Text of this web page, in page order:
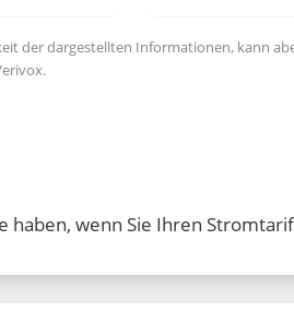
der dargestellten Informationen, kann
haben, wenn Sie Ihren